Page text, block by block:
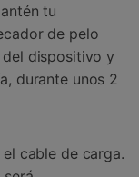
tu
de pelo
dispositivo y
durante unos 2
cable de carga.